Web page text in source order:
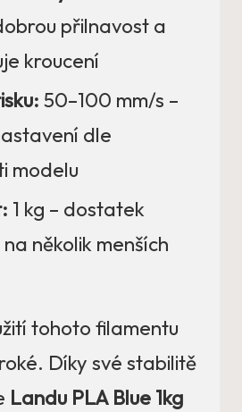
přilnavost a
kroucení
50–100 mm/s –
dle
modelu
1 kg – dostatek
několik menších
tohoto filamentu
Díky své stabilitě
Landu PLA Blue 1kg